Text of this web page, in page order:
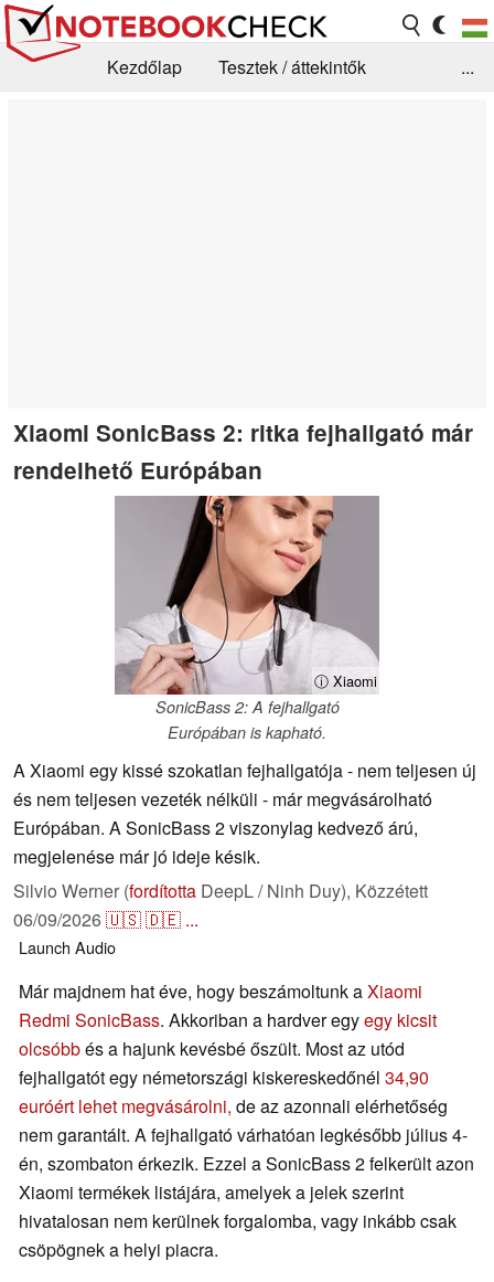
Kezdőlap
Tesztek / áttekintők
...
Xiaomi SonicBass 2: ritka fejhallgató már
rendelhető Európában
ⓘ Xiaomi
SonicBass 2: A fejhallgató
Európában is kapható.
A Xiaomi egy kissé szokatlan fejhallgatója - nem teljesen új
és nem teljesen vezeték nélküli - már megvásárolható
Európában. A SonicBass 2 viszonylag kedvező árú,
megjelenése már jó ideje késik.
Silvio Werner (fordította DeepL / Ninh Duy), Közzétett
06/09/2026🇺🇸🇩🇪 ...
Launch Audio
Már majdnem hat éve, hogy beszámoltunk aXiaomi
Redmi SonicBass. Akkoriban a hardver egyegy kicsit
olcsóbbés a hajunk kevésbé őszült. Most az utód
fejhallgatót egy németországi kiskereskedőnél 34,90
euróért lehet megvásárolni, de az azonnali elérhetőség
nem garantált. A fejhallgató várhatóan legkésőbb július 4-
én, szombaton érkezik. Ezzel a SonicBass 2 felkerült azon
Xiaomi termékek listájára, amelyek a jelek szerint
hivatalosan nem kerülnek forgalomba, vagy inkább csak
csöpögnek a helyi piacra.